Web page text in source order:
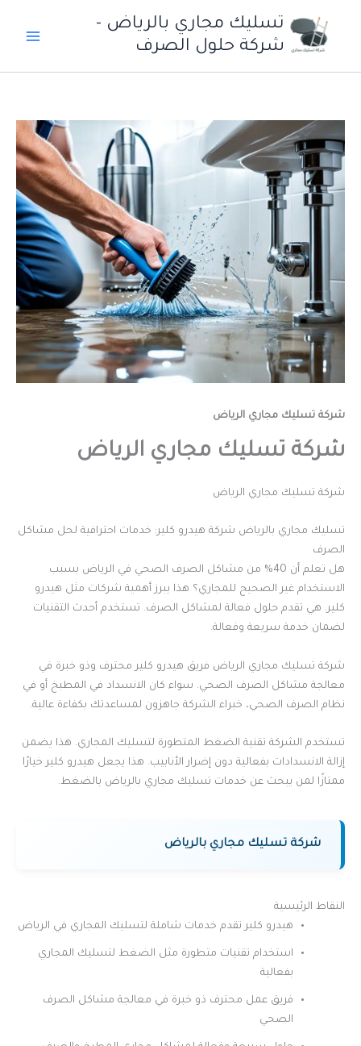
المحتوى
تسليك مجاري بالرياض -
شركة حلول الصرف
شركة تسليك مجاري الرياض
شركة تسليك مجاري الرياض
شركة تسليك مجاري الرياض
تسليك مجاري بالرياض شركة هيدرو كلير: خدمات احترافية لحل مشاكل
الصرف
هل تعلم أن 40% من مشاكل الصرف الصحي في الرياض بسبب
الاستخدام غير الصحيح للمجاري؟ هذا يبرز أهمية شركات مثل هيدرو
كلير. هي تقدم حلول فعالة لمشاكل الصرف. تستخدم أحدث التقنيات
لضمان خدمة سريعة وفعالة.
شركة تسليك مجاري الرياض فريق هيدرو كلير محترف وذو خبرة في
معالجة مشاكل الصرف الصحي. سواء كان الانسداد في المطبخ أو في
نظام الصرف الصحي، خبراء الشركة جاهزون لمساعدتك بكفاءة عالية.
تستخدم الشركة تقنية الضغط المتطورة لتسليك المجاري. هذا يضمن
إزالة الانسدادات بفعالية دون إضرار الأنابيب. هذا يجعل هيدرو كلير خيارًا
ممتازًا لمن يبحث عن خدمات تسليك مجاري بالرياض بالضغط.
شركة تسليك مجاري بالرياض
النقاط الرئيسية
هيدرو كلير تقدم خدمات شاملة لتسليك المجاري في الرياض
استخدام تقنيات متطورة مثل الضغط لتسليك المجاري
بفعالية
فريق عمل محترف ذو خبرة في معالجة مشاكل الصرف
الصحي